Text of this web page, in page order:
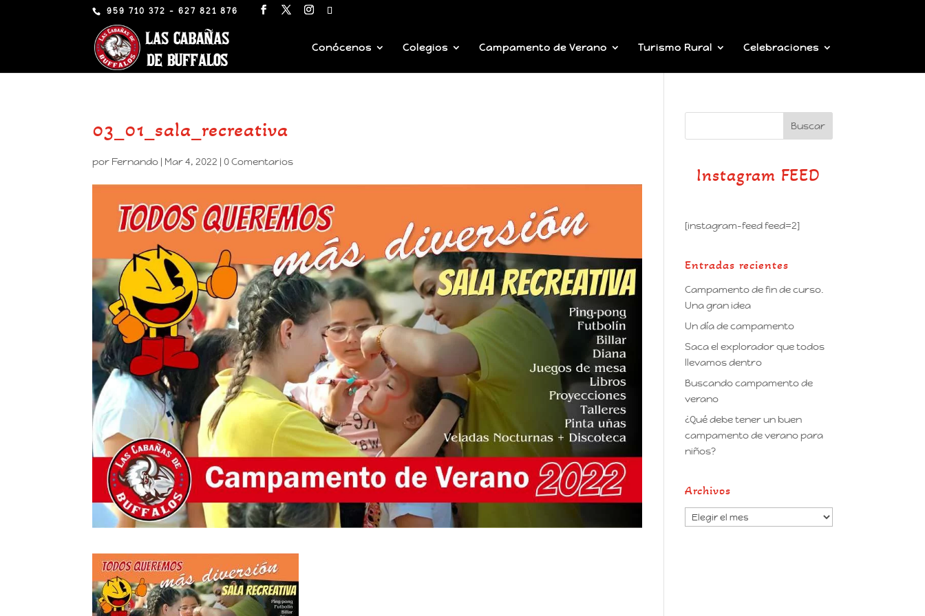
959 710 372 - 627 821 876
Conócenos Colegios Campamento de Verano Turismo Rural Celebraciones
03_01_sala_recreativa
por Fernando | Mar 4, 2022 |0 Comentarios
Instagram FEED
[instagram-feed feed=2]
Entradas recientes
Campamento de fin de curso.
Una gran idea
Un día de campamento
Saca el explorador que todos
llevamos dentro
Buscando campamento de
verano
¿Qué debe tener un buen
campamento de verano para
niños?
Archivos
Archivos